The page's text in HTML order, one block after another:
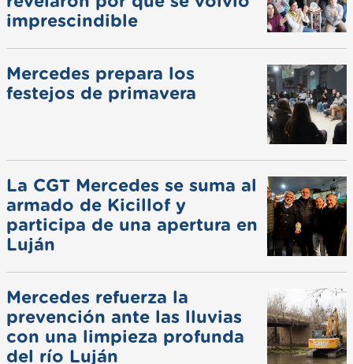
imprescindible
Mercedes prepara los
festejos de primavera
La CGT Mercedes se suma al
armado de Kicillof y
participa de una apertura en
Luján
Mercedes refuerza la
prevención ante las lluvias
con una limpieza profunda
del río Luján